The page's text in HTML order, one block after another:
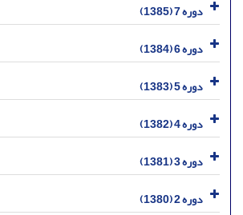
دوره 7 (1385)
دوره 6 (1384)
دوره 5 (1383)
دوره 4 (1382)
دوره 3 (1381)
دوره 2 (1380)